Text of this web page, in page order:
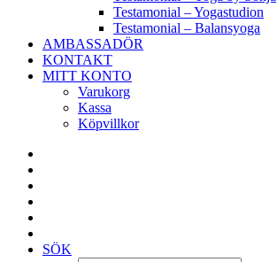
Testamonial – Yogastudion
Testamonial – Balansyoga
AMBASSADÖR
KONTAKT
MITT KONTO
Varukorg
Kassa
Köpvillkor
SÖK